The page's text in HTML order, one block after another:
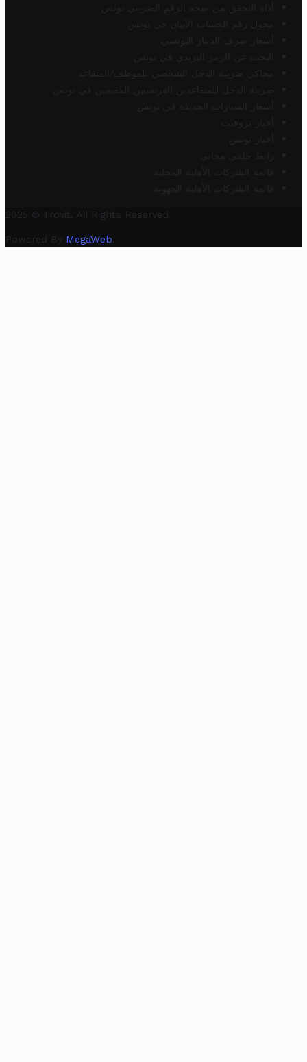
أداة التحقق من صحة الرقم الضريبي تونس
محول رقم الحساب الآيبان في تونس
أسعار صرف الدينار التونسي
البحث عن الرمز البريدي في تونس
محاكي ضريبة الدخل الشخصي للموظف/المتقاعد
ضريبة الدخل للمتقاعدين الفرنسيين المقيمين في تونس
أسعار السيارات الجديدة في تونس
أخبار تروفيت
أخبار تونس
رابط خلفي مجاني
قائمة الشركات الأهلية المحلية
قائمة الشركات الأهلية الجهوية
2025 © Trovit. All Rights Reserved.
Powered By MegaWeb